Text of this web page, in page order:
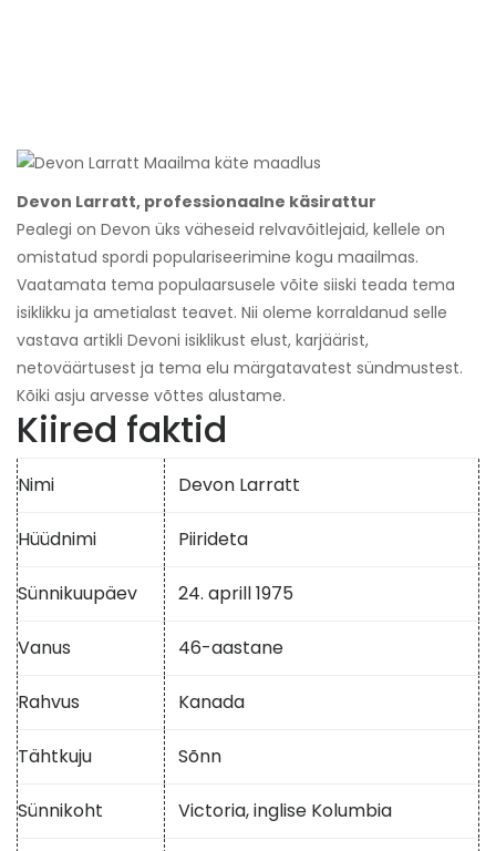
Devon Larratt, professionaalne käsirattur
Pealegi on Devon üks väheseid relvavõitlejaid, kellele on
omistatud spordi populariseerimine kogu maailmas.
Vaatamata tema populaarsusele võite siiski teada tema
isiklikku ja ametialast teavet. Nii oleme korraldanud selle
vastava artikli Devoni isiklikust elust, karjäärist,
netoväärtusest ja tema elu märgatavatest sündmustest.
Kõiki asju arvesse võttes alustame.
Kiired faktid
Nimi Devon Larratt
Hüüdnimi Piirideta
Sünnikuupäev 24. aprill 1975
Vanus 46-aastane
Rahvus Kanada
Tähtkuju Sõnn
Sünnikoht Victoria, inglise Kolumbia